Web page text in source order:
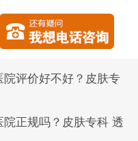
评价好不好？皮肤专
正规吗？皮肤专科 透